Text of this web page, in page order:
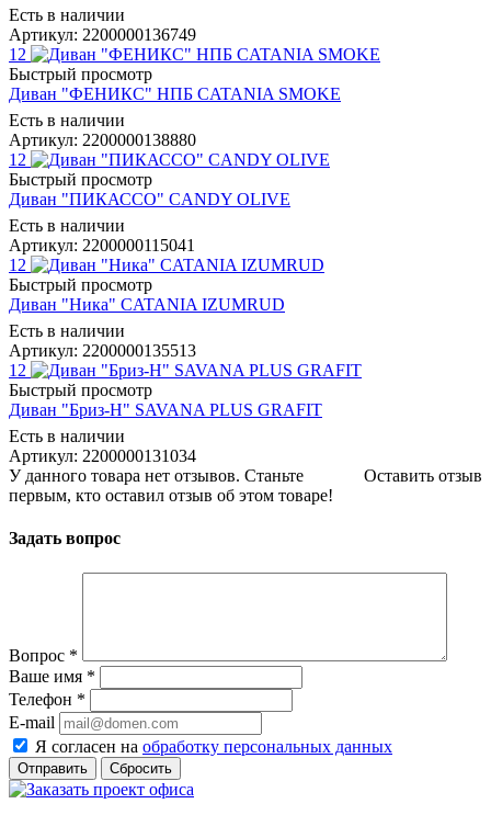
Есть в наличии
Артикул: 2200000136749
12
Быстрый просмотр
Диван "ФЕНИКС" НПБ CATANIA SMOKE
Есть в наличии
Артикул: 2200000138880
12
Быстрый просмотр
Диван "ПИКАССО" CANDY OLIVE
Есть в наличии
Артикул: 2200000115041
12
Быстрый просмотр
Диван "Ника" CATANIA IZUMRUD
Есть в наличии
Артикул: 2200000135513
12
Быстрый просмотр
Диван "Бриз-Н" SAVANA PLUS GRAFIT
Есть в наличии
Артикул: 2200000131034
Оставить отзыв
У данного товара нет отзывов. Станьте
первым, кто оставил отзыв об этом товаре!
Задать вопрос
Вопрос *
Ваше имя *
Телефон *
E-mail
Я согласен на обработку персональных данных
Сбросить